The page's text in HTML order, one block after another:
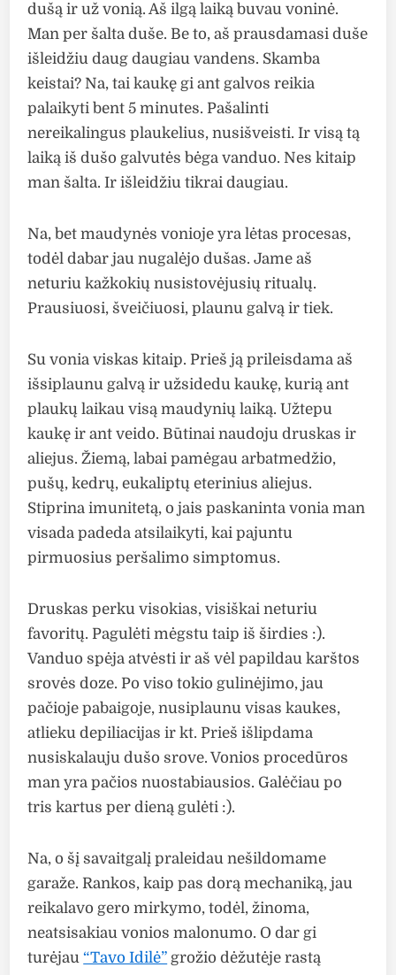
dušą ir už vonią. Aš ilgą laiką buvau voninė.
Man per šalta duše. Be to, aš prausdamasi duše
išleidžiu daug daugiau vandens. Skamba
keistai? Na, tai kaukę gi ant galvos reikia
palaikyti bent 5 minutes. Pašalinti
nereikalingus plaukelius, nusišveisti. Ir visą tą
laiką iš dušo galvutės bėga vanduo. Nes kitaip
man šalta. Ir išleidžiu tikrai daugiau.
Na, bet maudynės vonioje yra lėtas procesas,
todėl dabar jau nugalėjo dušas. Jame aš
neturiu kažkokių nusistovėjusių ritualų.
Prausiuosi, šveičiuosi, plaunu galvą ir tiek.
Su vonia viskas kitaip. Prieš ją prileisdama aš
išsiplaunu galvą ir užsidedu kaukę, kurią ant
plaukų laikau visą maudynių laiką. Užtepu
kaukę ir ant veido. Būtinai naudoju druskas ir
aliejus. Žiemą, labai pamėgau arbatmedžio,
pušų, kedrų, eukaliptų eterinius aliejus.
Stiprina imunitetą, o jais paskaninta vonia man
visada padeda atsilaikyti, kai pajuntu
pirmuosius peršalimo simptomus.
Druskas perku visokias, visiškai neturiu
favoritų. Pagulėti mėgstu taip iš širdies :).
Vanduo spėja atvėsti ir aš vėl papildau karštos
srovės doze. Po viso tokio gulinėjimo, jau
pačioje pabaigoje, nusiplaunu visas kaukes,
atlieku depiliacijas ir kt. Prieš išlipdama
nusiskalauju dušo srove. Vonios procedūros
man yra pačios nuostabiausios. Galėčiau po
tris kartus per dieną gulėti :).
Na, o šį savaitgalį praleidau nešildomame
garaže. Rankos, kaip pas dorą mechaniką, jau
reikalavo gero mirkymo, todėl, žinoma,
neatsisakiau vonios malonumo. O dar gi
turėjau“Tavo Idilė” grožio dėžutėje rastą